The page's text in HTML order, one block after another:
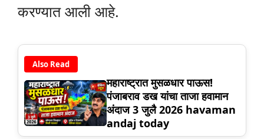
करण्यात आली आहे.
Also Read
महाराष्ट्रात मुसळधार पाऊस!
पंजाबराव डख यांचा ताजा हवामान
अंदाज 3 जुलै 2026 havaman
andaj today